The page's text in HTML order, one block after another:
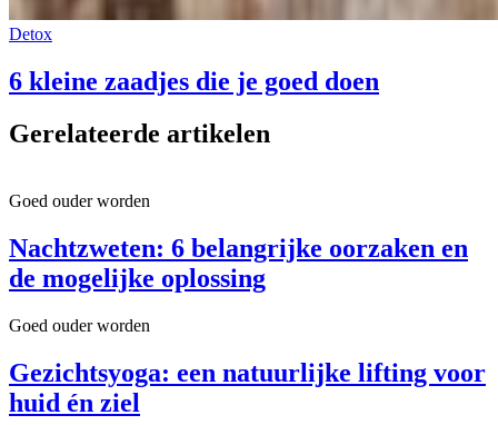
Detox
6 kleine zaadjes die je goed doen
Gerelateerde artikelen
Goed ouder worden
Nachtzweten: 6 belangrijke oorzaken en
de mogelijke oplossing
Goed ouder worden
Gezichtsyoga: een natuurlijke lifting voor
huid én ziel